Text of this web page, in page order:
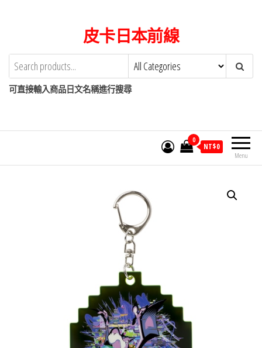
content
皮卡日本前線
可直接輸入商品日文名稱進行搜尋
Menu
0
NT$0